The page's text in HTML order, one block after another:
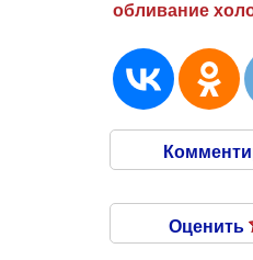
обливание
Оценить